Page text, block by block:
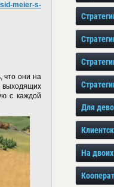
meier-s-
что они на
выходящих
с каждой
Для
На